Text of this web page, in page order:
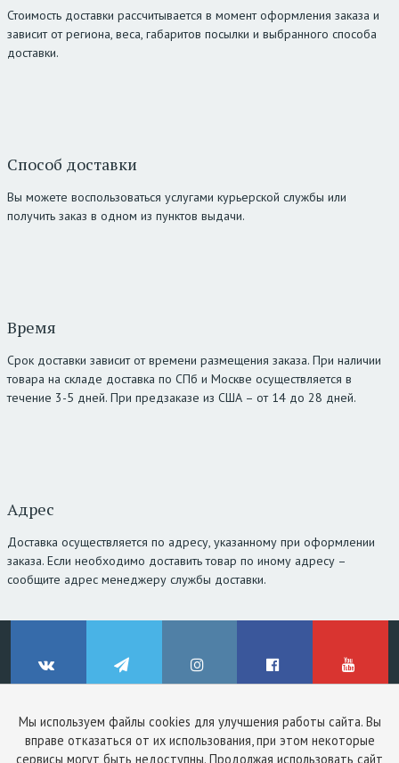
Мы используем файлы cookies для улучшения работы сайта. Вы
вправе отказаться от их использования, при этом некоторые
сервисы могут быть недоступны. Продолжая использовать сайт
Стоимость доставки рассчитывается в момент оформления заказа и
зависит от региона, веса, габаритов посылки и выбранного способа
доставки.
Способ доставки
Вы можете воспользоваться услугами курьерской службы или
получить заказ в одном из пунктов выдачи.
Время
Срок доставки зависит от времени размещения заказа. При наличии
товара на складе доставка по СПб и Москве осуществляется в
течение 3-5 дней. При предзаказе из США – от 14 до 28 дней.
Адрес
Доставка осуществляется по адресу, указанному при оформлении
заказа. Если необходимо доставить товар по иному адресу –
сообщите адрес менеджеру службы доставки.
ВКонтакте Telegram Instagram Facebook YouTube
© ClinicStyle, 2026
Используя сайт, вы принимаетепользовательское соглашениеи